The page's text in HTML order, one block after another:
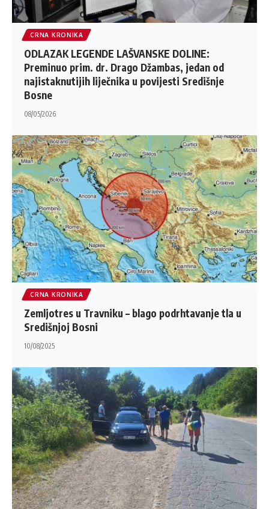
CRNA KRONIKA
ODLAZAK LEGENDE LAŠVANSKE DOLINE:
Preminuo prim. dr. Drago Džambas, jedan od
najistaknutijih liječnika u povijesti Središnje
Bosne
08/05/2026
CRNA KRONIKA
Zemljotres u Travniku – blago podrhtavanje tla u
Središnjoj Bosni
10/08/2025